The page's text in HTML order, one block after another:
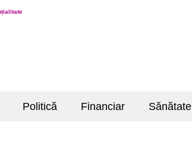
Politică Financiar Sănătate